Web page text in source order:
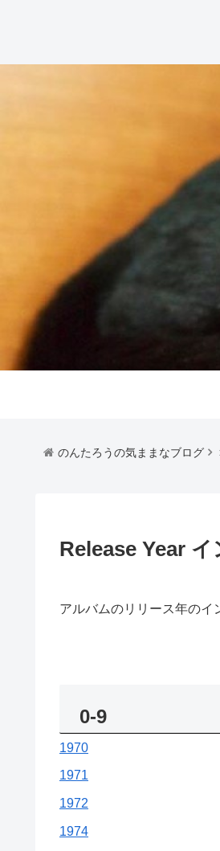
のんたろうの気ままなブログ
Release Year
アルバムのリリース年のイ
0-9
1970
1971
1972
1974